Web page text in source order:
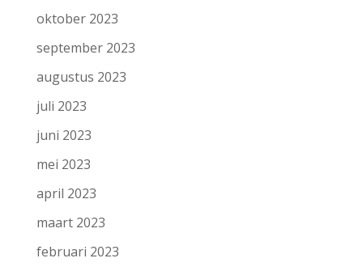
oktober 2023
september 2023
augustus 2023
juli 2023
juni 2023
mei 2023
april 2023
maart 2023
februari 2023